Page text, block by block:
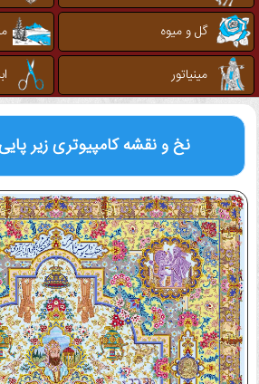
گل و میوه
مینیاتور
نخ و نقشه کامپیوتریزیر